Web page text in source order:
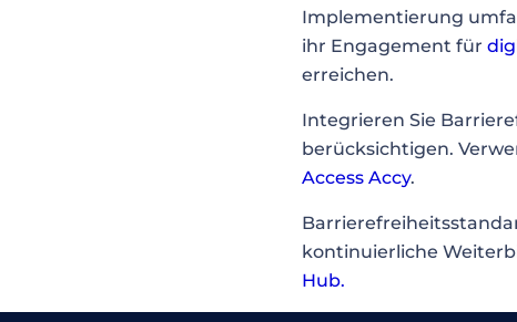
Implementierung
ihr Engagement für
erreichen.
Integrieren Sie
berücksichtigen.
Access Accy.
kontinuierliche
Hub.